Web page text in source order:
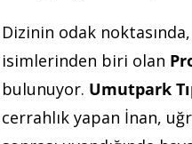
Dizinin odak
isimlerinden biri olan
bulunuyor. Umutpark
cerrahlık yapan İnan,